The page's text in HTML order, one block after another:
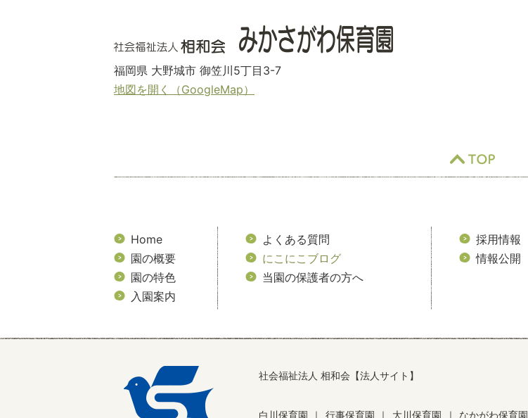
福岡県 大野城市 御笠川5丁目3-7
地図を開く（GoogleMap）
Home
園の概要
園の特色
入園案内
よくある質問
にこにこブログ
当園の保護者の方へ
採用情報
情報公開
社会福祉法人 相和会【法人サイト】
白川保育園 ｜ 行事保育園 ｜ 大川保育園 ｜ なかがわ保育園